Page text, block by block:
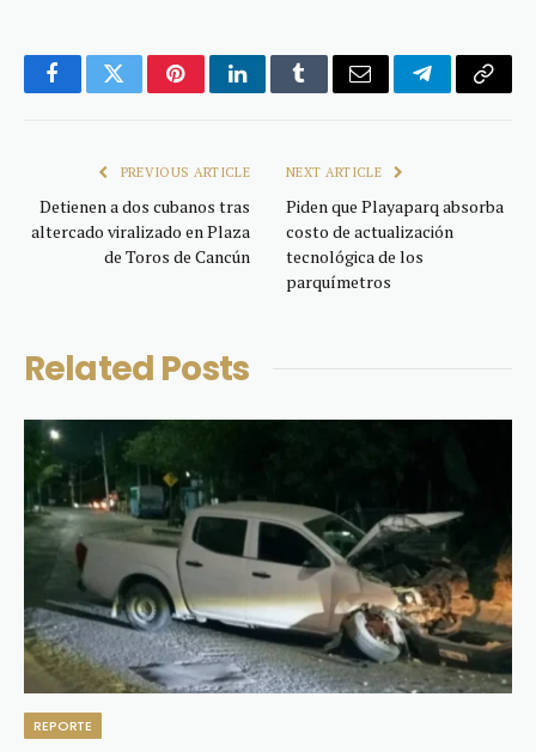
FacebookTwitterPinterestLinkedInTumblrEmail TelegramCopy
PREVIOUS ARTICLE
Detienen a dos cubanos tras
altercado viralizado en Plaza
de Toros de Cancún
NEXT ARTICLE
Piden que Playaparq absorba
costo de actualización
tecnológica de los
parquímetros
Related Posts
REPORTE